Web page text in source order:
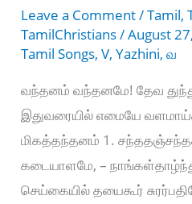
Leave a Comment/Tamil,
TamilChristians/August
Tamil Songs,V,Yazhini,வ
வந்தனம் வந்தனமே! தேவ
இதுவரையில் எமையே
மிகத்தந்தனம் 1.
கடையாளமே, –
செய்கையில் தயைகூர்